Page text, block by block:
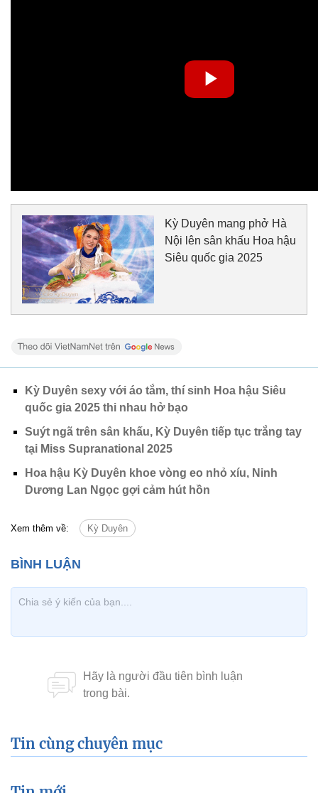
Kỳ Duyên mang phở Hà
Nội lên sân khấu Hoa hậu
Siêu quốc gia 2025
Kỳ Duyên sexy với áo tắm, thí sinh Hoa hậu Siêu
quốc gia 2025 thi nhau hở bạo
Suýt ngã trên sân khấu, Kỳ Duyên tiếp tục trắng tay
tại Miss Supranational 2025
Hoa hậu Kỳ Duyên khoe vòng eo nhỏ xíu, Ninh
Dương Lan Ngọc gợi cảm hút hồn
Xem thêm về: Kỳ Duyên
Tin cùng chuyên mục